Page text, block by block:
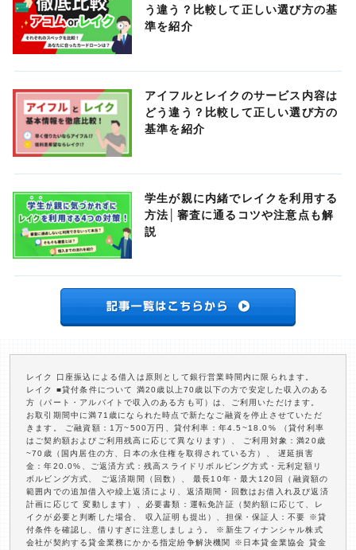
う違う？比較して正しい選び方の基
準を紹介
アイフルとレイクのサービス内容は
どう違う？比較して正しい選び方の
基準を紹介
学生が親に内緒でレイクを利用する
方法│審査に通るコツや注意点も解
説
レイク 口座振込による借入は原則として銀行営業時間内に限られます。
レイク ■貸付条件について 満20歳以上70歳以下の方で安定した収入のある
方（パート・アルバイトで収入のある方も可）は、ご利用いただけます。
お取引期間中に満71歳になられた時点で新たなご融資を停止させていただ
きます。 ご融資額：1万~500万円、貸付利率：年4.5~18.0% （貸付利率
はご契約額およびご利用残高に応じて異なります）、 ご利用対象：満20歳
~70歳（国内居住の方、日本の永住権を取得されている方）、 遅延損害
金：年20.0%、ご返済方式：残高スライドリボルビング方式・元利定額リ
ボルビング方式、 ご返済期間（回数）、 最長10年・最大120回（融資額の
範囲内での追加借入や繰上返済により、返済期間・回数はお借入れ及び返済
計画に応じて 変動します）、必要書類：運転免許証（契約額に応じて、レ
イクが必要と判断した場合、 収入証明も提出）、担保・保証人：不要 ※貸
付条件を確認し、借りすぎに注意しましょう。 ※新生フィナンシャル株式
会社が契約する貸金業務にかかる指定紛争解決機関 ※日本貸金業協会 貸金